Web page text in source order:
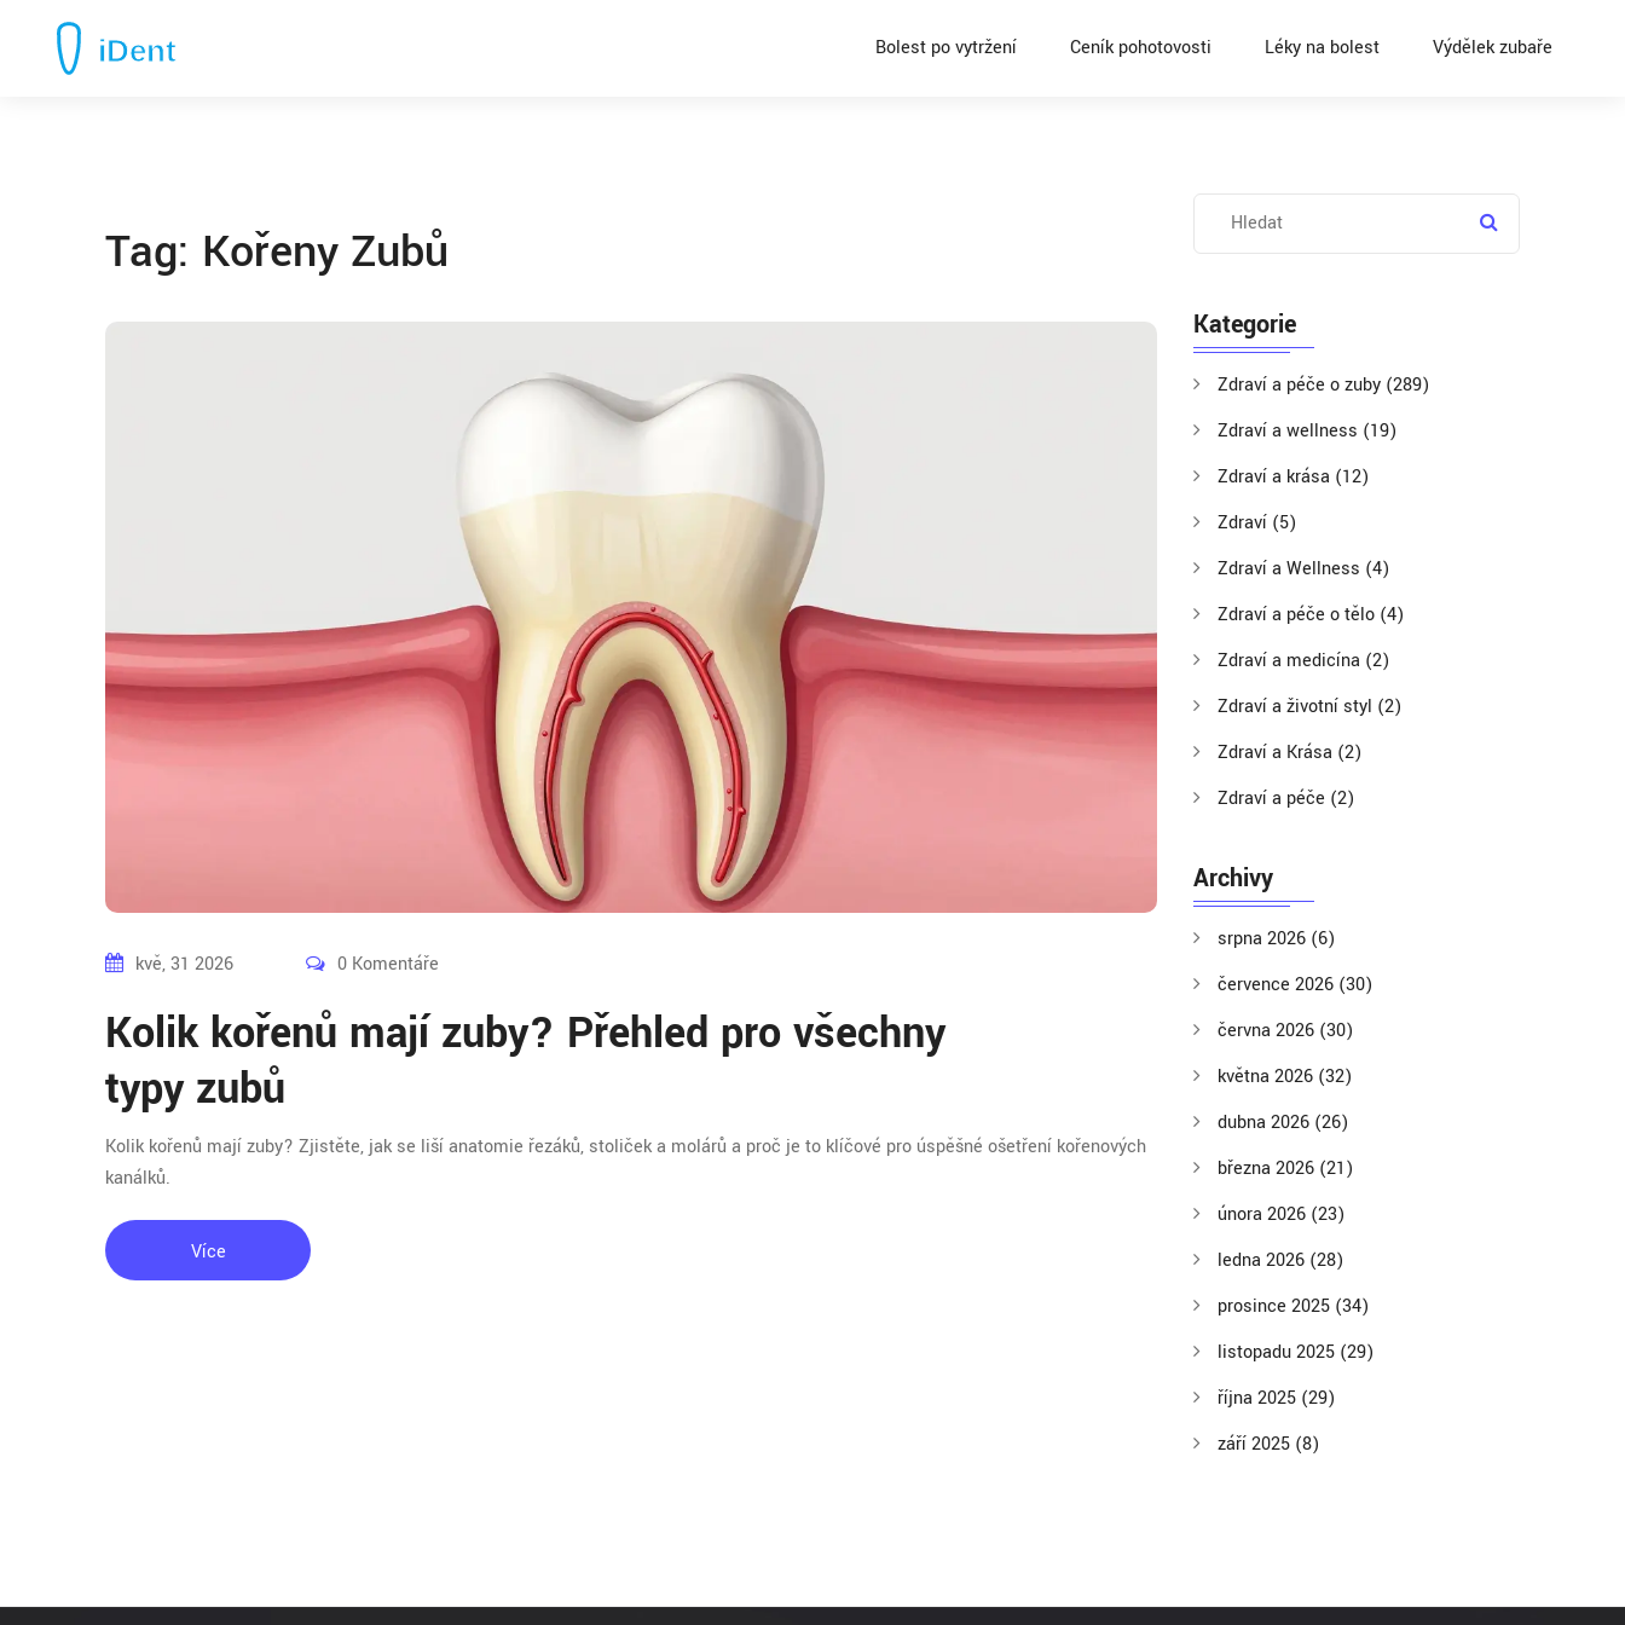
Bolest po vytržení Ceník pohotovosti Léky na bolest Výdělek zubaře
Tag: Kořeny Zubů
kvě, 31 2026 0 Komentáře
Kolik kořenů mají zuby? Přehled pro všechny
typy zubů
Kolik kořenů mají zuby? Zjistěte, jak se liší anatomie řezáků, stoliček a molárů a proč je to klíčové pro úspěšné ošetření kořenových
kanálků.
Více
Kategorie
Zdraví a péče o zuby (289)
Zdraví a wellness (19)
Zdraví a krása (12)
Zdraví (5)
Zdraví a Wellness (4)
Zdraví a péče o tělo (4)
Zdraví a medicína (2)
Zdraví a životní styl (2)
Zdraví a Krása (2)
Zdraví a péče (2)
Archivy
srpna 2026 (6)
července 2026 (30)
června 2026 (30)
května 2026 (32)
dubna 2026 (26)
března 2026 (21)
února 2026 (23)
ledna 2026 (28)
prosince 2025 (34)
listopadu 2025 (29)
října 2025 (29)
září 2025 (8)